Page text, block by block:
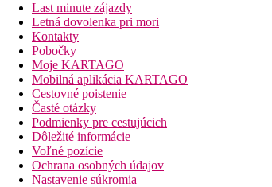
Last minute zájazdy
Letná dovolenka pri mori
Kontakty
Pobočky
Moje KARTAGO
Mobilná aplikácia KARTAGO
Cestovné poistenie
Časté otázky
Podmienky pre cestujúcich
Dôležité informácie
Voľné pozície
Ochrana osobných údajov
Nastavenie súkromia